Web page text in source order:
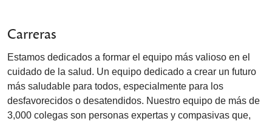
Carreras
Estamos dedicados a formar el equipo más valioso en el
cuidado de la salud. Un equipo dedicado a crear un futuro
más saludable para todos, especialmente para los
desfavorecidos o desatendidos. Nuestro equipo de más de
3,000 colegas son personas expertas y compasivas que,